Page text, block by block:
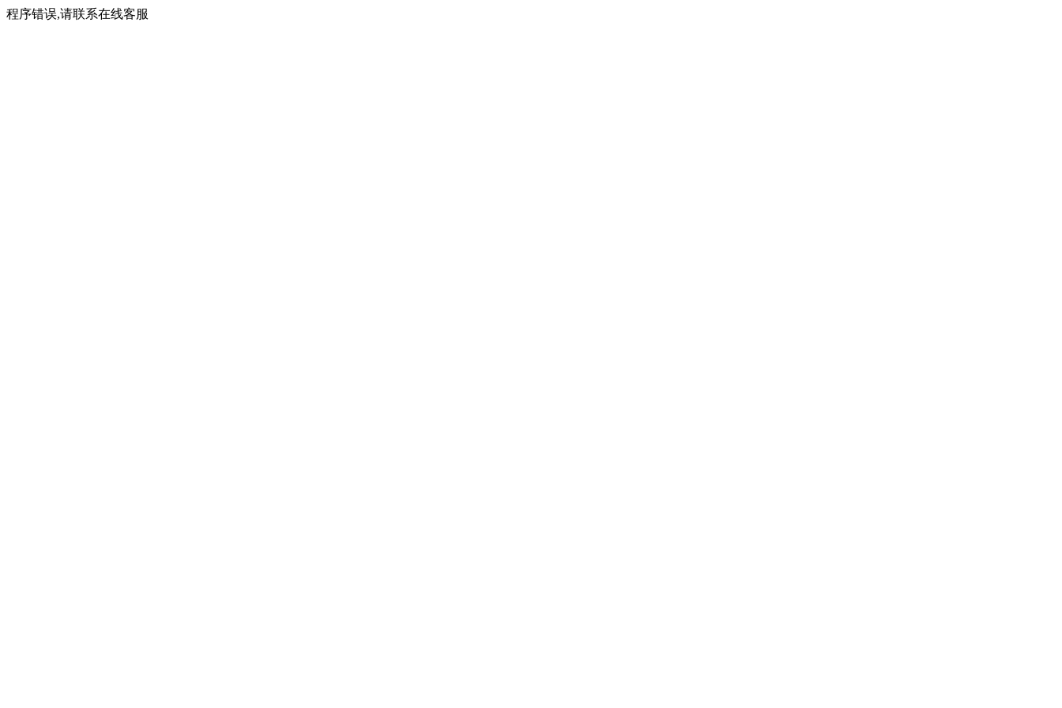
程序错误,请联系在线客服